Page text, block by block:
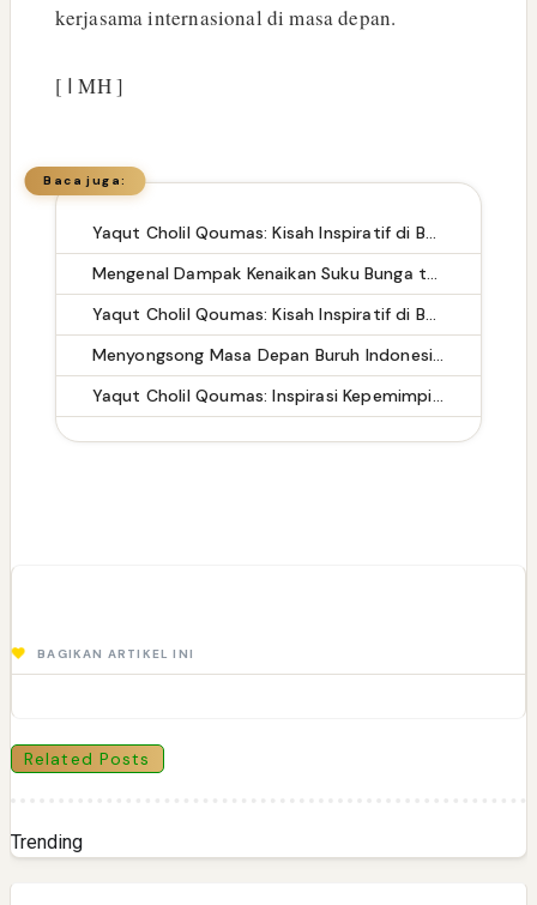
kerjasama internasional di masa depan.
[ ا MH ]
Baca juga:
Yaqut Cholil Qoumas: Kisah Inspiratif di Balik Kasus Hukum
Mengenal Dampak Kenaikan Suku Bunga terhadap Bitcoin (BTC) dan Ekonomi Global
Yaqut Cholil Qoumas: Kisah Inspiratif di Balik Kasus Hukum
Menyongsong Masa Depan Buruh Indonesia dengan Optimisme dan Inspirasi
Yaqut Cholil Qoumas: Inspirasi Kepemimpinan dan Ketaatan
BAGIKAN ARTIKEL INI
Related Posts
Trending